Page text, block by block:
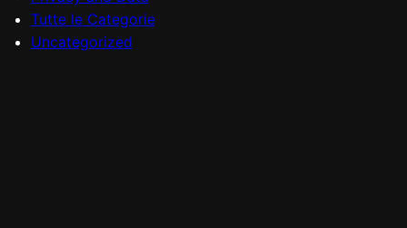
Tutte le Categorie
Uncategorized